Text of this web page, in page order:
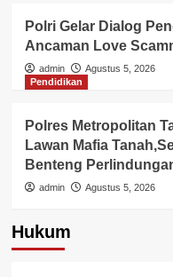
Polri Gelar Dialog
Ancaman Love
admin
Agustus 5, 2026
Pendidikan
Polres Metropolitan
Lawan Mafia
Benteng
admin Agustus 5, 2026
Hukum
Berita Polisi